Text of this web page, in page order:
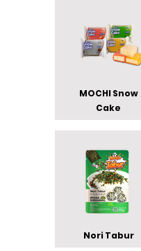
MOCHI Snow
Cake
Nori Tabur